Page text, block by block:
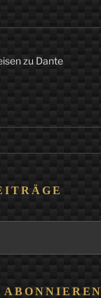
zu Dante